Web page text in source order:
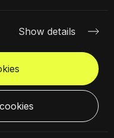
Show details